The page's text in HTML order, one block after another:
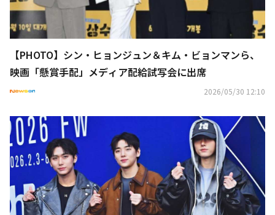
【PHOTO】シン・ヒョンジュン＆キム・ビョンマンら、
映画「懸賞手配」メディア配給試写会に出席
2026/05/30 12:10